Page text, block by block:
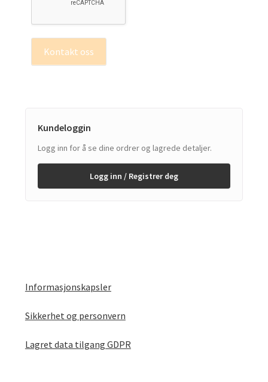
Kontakt oss
Kundeloggin
Logg inn for å se dine ordrer og lagrede detaljer.
Logg inn / Registrer deg
Informasjonskapsler
Sikkerhet og personvern
Lagret data tilgang GDPR